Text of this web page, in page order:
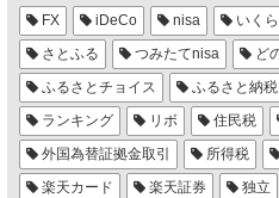
FX iDeCo nisa いくら
さとふる
つみたてnisa ど
ふるさとチョイス
ふるさと納税
ランキング
リボ 住民税
外国為替証拠金取引
所得税
楽天カード
楽天証券 独立